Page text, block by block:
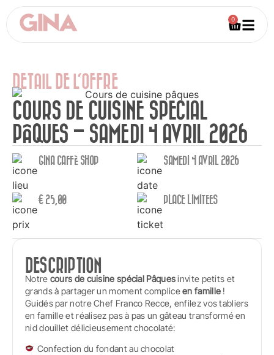
0
DETAIL DE L'OFFRE
COURS DE CUISINE SPECIAL
PÂQUES – SAMEDI 4 AVRIL 2026
GINA CAFFÈ SHOP
€25,00
SAMEDI 4 AVRIL 2026
PLACE LIMITEES
DESCRIPTION
Notre cours de cuisine spécial Pâquesinvite petits et
grands à partager un moment compliceen famille !
Guidés par notre Chef Franco Recce, enfilez vos tabliers
en famille et réalisez pas à pas un gâteau transformé en
nid douillet délicieusement chocolaté:
Confection du fondant au chocolat